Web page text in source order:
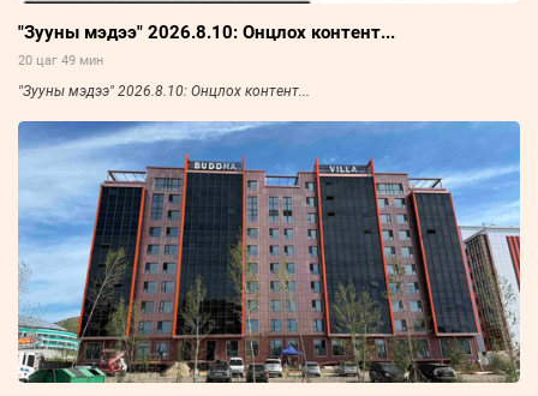
"Зууны мэдээ" 2026.8.10: Онцлох контент...
20 цаг 49 мин
"Зууны мэдээ" 2026.8.10: Онцлох контент...